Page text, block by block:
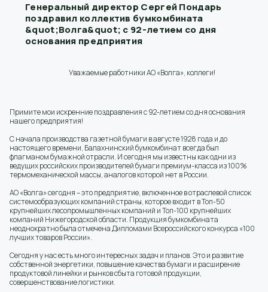
Генеральный директор Сергей Пондарь
поздравил коллектив бумкомбината
&quot;Волга&quot; с 92-летием со дня
основания предприятия
Уважаемые работники АО «Волга», коллеги!
Примите мои искренние поздравления с 92-летием со дня основания
нашего предприятия!
С начала производства газетной бумаги в августе 1928 года и до
настоящего времени, Балахнинский бумкомбинат всегда был
флагманом бумажной отрасли. И сегодня мы известны как одни из
ведущих российских производителей бумаги премиум-класса из 100%
термомеханической массы, аналогов которой нет в России.
АО «Волга» сегодня – это предприятие, включенное в отраслевой список
системообразующих компаний страны, которое входит в Топ-50
крупнейших лесопромышленных компаний и Топ-100 крупнейших
компаний Нижегородской области. Продукция бумкомбината
неоднократно была отмечена Дипломами Всероссийского конкурса «100
лучших товаров России».
Сегодня у нас есть много интересных задач и планов. Это и развитие
собственной энергетики, повышение качества бумаги и расширение
продуктовой линейки и рынков сбыта готовой продукции,
совершенствование логистики.